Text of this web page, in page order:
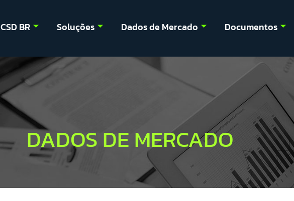
CSD BR
Soluções Dados de Mercado Documentos
DADOS DE MERCADO